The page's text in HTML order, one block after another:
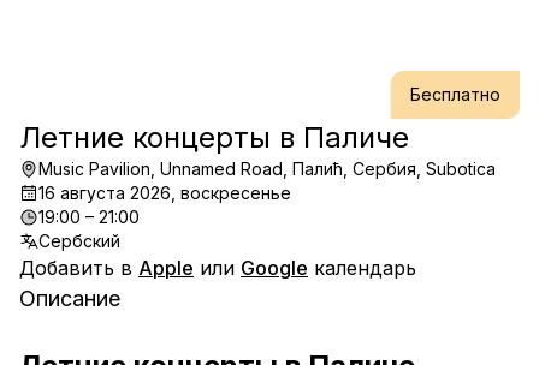
Бесплатно
Летние концерты в Паличе
Music Pavilion, Unnamed Road, Палић, Сербия, Subotica
16 августа 2026, воскресенье
19:00 – 21:00
Сербский
Добавить в Apple или Google календарь
Описание